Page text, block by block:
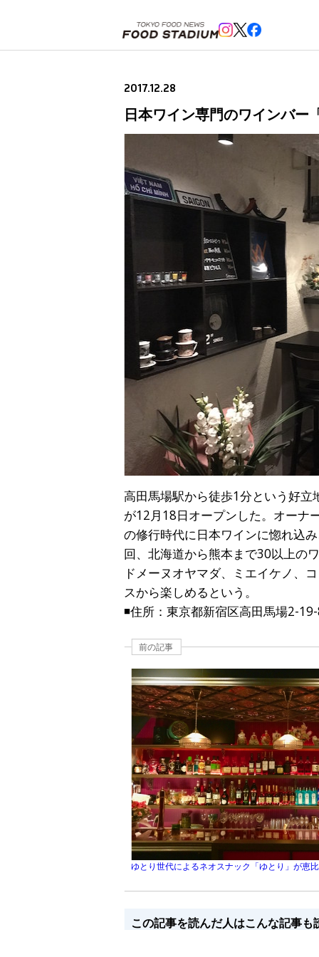
2017.12.28
日本ワイン専門のワインバ
高田馬場駅から徒歩1分という好立
が12月18日オープンした。オーナ
の修行時代に日本ワインに惚れ込
回、北海道から熊本まで30以上の
ドメーヌオヤマダ、ミエイケノ、
スから楽しめるという。
◾️住所：東京都新宿区高田馬場2-
前の記事
ゆとり世代によるネオスナック「ゆとり」が恵
この記事を読んだ人はこんな記事も